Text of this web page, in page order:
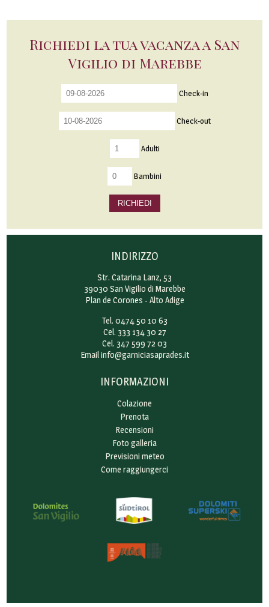
Richiedi la tua vacanza a San
Vigilio di Marebbe
Check-in
Check-out
Adulti
Bambini
RICHIEDI
INDIRIZZO
Str. Catarina Lanz, 53
39030 San Vigilio di Marebbe
Plan de Corones - Alto Adige
Tel. 0474 50 10 63
Cel. 333 134 30 27
Cel. 347 599 72 03
Emailinfo@garniciasaprades.it
INFORMAZIONI
Colazione
Prenota
Recensioni
Foto galleria
Previsioni meteo
Come raggiungerci